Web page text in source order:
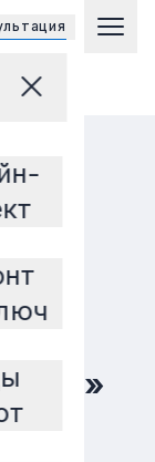
страницу